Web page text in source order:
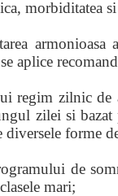
morbiditatea
aplice
regim zilnic
zilei si bazat
diversele forme
de
mari;